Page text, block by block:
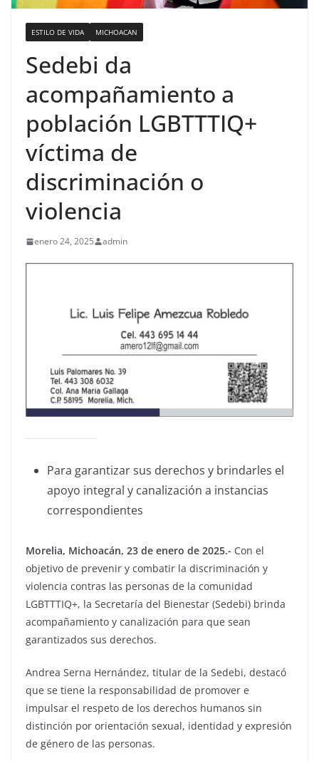
ESTILO DE VIDA MICHOACAN
Sedebi da
acompañamiento a
población LGBTTTIQ+
víctima de
discriminación o
violencia
enero 24, 2025 admin
Para garantizar sus derechos y brindarles el
apoyo integral y canalización a instancias
correspondientes
Morelia, Michoacán, 23 de enero de 2025.- Con el
objetivo de prevenir y combatir la discriminación y
violencia contras las personas de la comunidad
LGBTTTIQ+, la Secretaría del Bienestar (Sedebi) brinda
acompañamiento y canalización para que sean
garantizados sus derechos.
Andrea Serna Hernández, titular de la Sedebi, destacó
que se tiene la responsabilidad de promover e
impulsar el respeto de los derechos humanos sin
distinción por orientación sexual, identidad y expresión
de género de las personas.